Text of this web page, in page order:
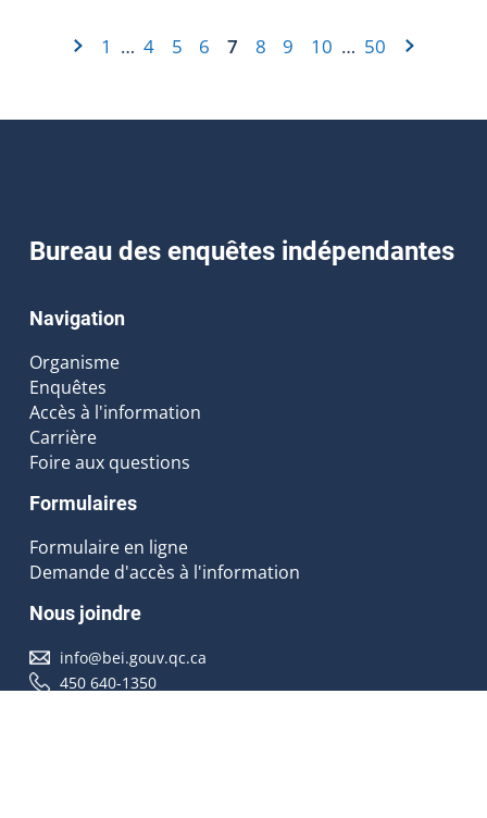
1 … 4 5 6 7 8 9 10 … 50
Bureau des enquêtes indépendantes
Navigation
Organisme
Enquêtes
Accès à l'information
Carrière
Foire aux questions
Formulaires
Formulaire en ligne
Demande d'accès à l'information
Nous joindre
info@bei.gouv.qc.ca
450 640-1350